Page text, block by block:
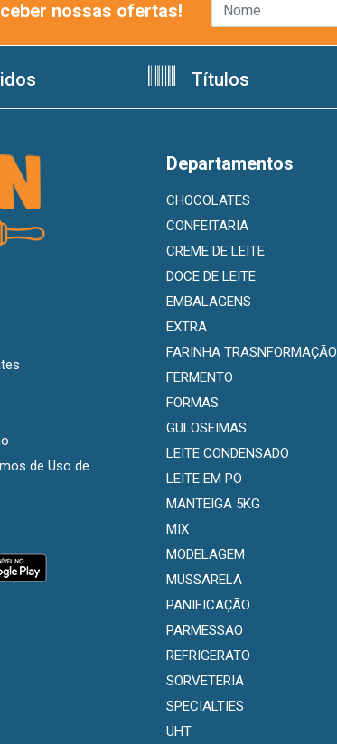
nossas ofertas!
Títulos
de Uso de
Departamentos
CHOCOLATES
CONFEITARIA
CREME DE LEITE
DOCE DE LEITE
EMBALAGENS
EXTRA
FARINHA TRASNFORMAÇÃO
FERMENTO
FORMAS
GULOSEIMAS
LEITE CONDENSADO
LEITE EM PO
MANTEIGA 5KG
MIX
MODELAGEM
MUSSARELA
PANIFICAÇÃO
PARMESSAO
REFRIGERATO
SORVETERIA
SPECIALTIES
UHT